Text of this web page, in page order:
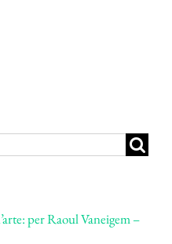
per Raoul Vaneigem –